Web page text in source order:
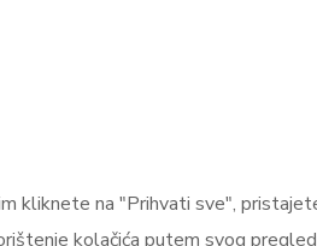
kliknete na "Prihvati sve",
kolačića putem svog